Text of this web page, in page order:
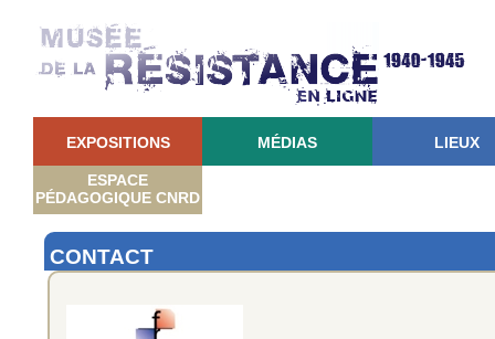
EXPOSITIONS MÉDIAS LIEUX
ESPACE
PÉDAGOGIQUE CNRD
CONTACT